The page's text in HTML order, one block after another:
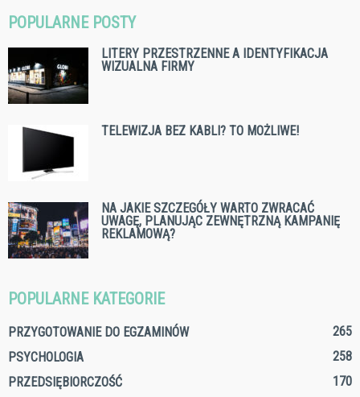
POPULARNE POSTY
LITERY PRZESTRZENNE A IDENTYFIKACJA
WIZUALNA FIRMY
TELEWIZJA BEZ KABLI? TO MOŻLIWE!
NA JAKIE SZCZEGÓŁY WARTO ZWRACAĆ
UWAGĘ, PLANUJĄC ZEWNĘTRZNĄ KAMPANIĘ
REKLAMOWĄ?
POPULARNE KATEGORIE
PRZYGOTOWANIE DO EGZAMINÓW
265
PSYCHOLOGIA
258
PRZEDSIĘBIORCZOŚĆ
170